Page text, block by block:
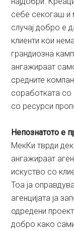
себе секогаш и
случај добро е
клиенти кои
грандиозна
ангажираат
средните
соработката со
со ресурси
Непознатото е
МекКи тврди
ангажираат
искуство со
Тоа ја
агенцијата ја
одредени
добро како